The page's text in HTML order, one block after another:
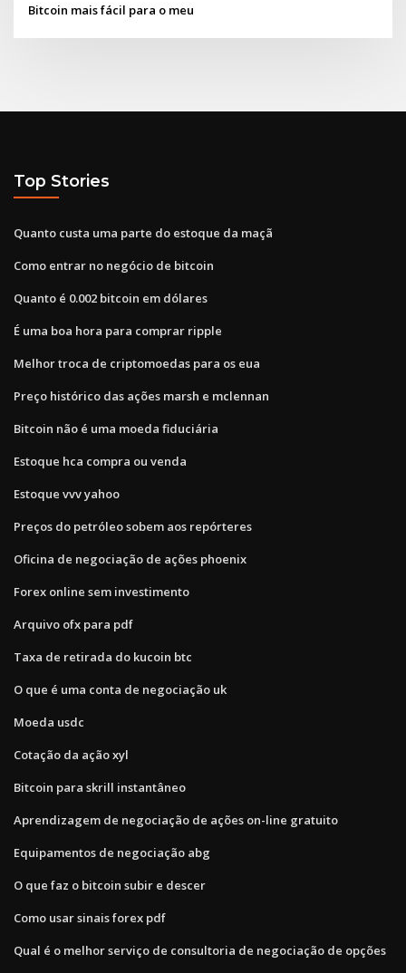
Bitcoin mais fácil para o meu
Top Stories
Quanto custa uma parte do estoque da maçã
Como entrar no negócio de bitcoin
Quanto é 0.002 bitcoin em dólares
É uma boa hora para comprar ripple
Melhor troca de criptomoedas para os eua
Preço histórico das ações marsh e mclennan
Bitcoin não é uma moeda fiduciária
Estoque hca compra ou venda
Estoque vvv yahoo
Preços do petróleo sobem aos repórteres
Oficina de negociação de ações phoenix
Forex online sem investimento
Arquivo ofx para pdf
Taxa de retirada do kucoin btc
O que é uma conta de negociação uk
Moeda usdc
Cotação da ação xyl
Bitcoin para skrill instantâneo
Aprendizagem de negociação de ações on-line gratuito
Equipamentos de negociação abg
O que faz o bitcoin subir e descer
Como usar sinais forex pdf
Qual é o melhor serviço de consultoria de negociação de opções